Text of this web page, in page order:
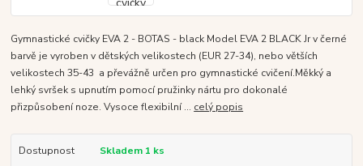
Gymnastické cvičky EVA 2 - BOTAS - black Model EVA 2 BLACK Jr v černé
barvě je vyroben v dětských velikostech (EUR 27-34), nebo větších
velikostech 35-43 a převážně určen pro gymnastické cvičení.Měkký a
lehký svršek s upnutím pomocí pružinky nártu pro dokonalé
přizpůsobení noze. Vysoce flexibilní ... celý popis
Dostupnost
Skladem 1 ks